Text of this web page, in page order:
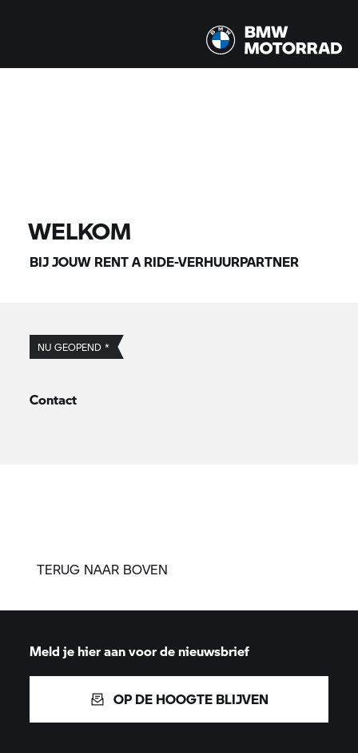
WELKOM
BIJ JOUW RENT A RIDE-VERHUURPARTNER
NU GEOPEND *
Contact
TERUG NAAR BOVEN
Meld je hier aan voor de nieuwsbrief
OP DE HOOGTE BLIJVEN